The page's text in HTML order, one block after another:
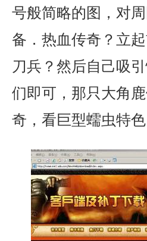
号般简略的图，对
备．热血传奇？立
刀兵？然后自己吸
们即可，那只大角
奇，看巨型蠕虫特